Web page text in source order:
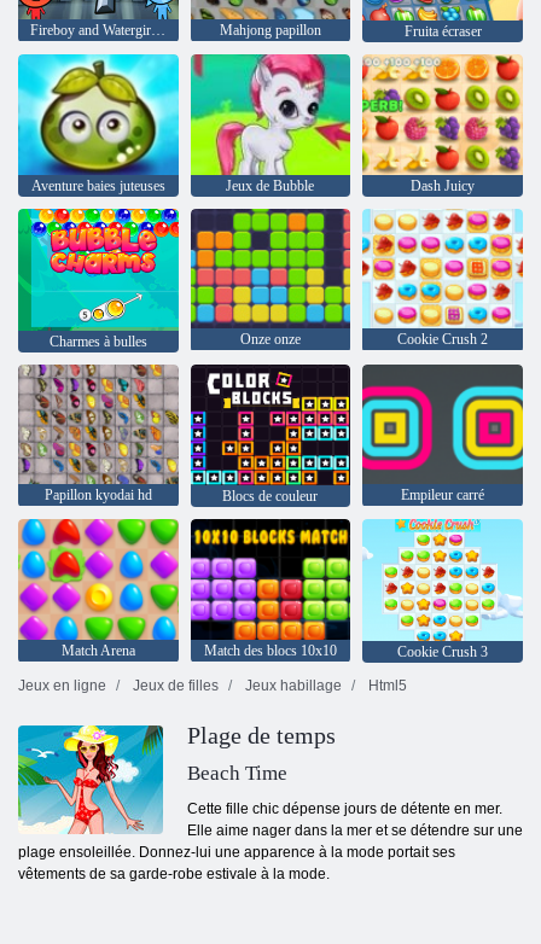
Fireboy and Watergirl 4: The Crystal Temple Mahjong papillon Fruita écraser
Aventure baies juteuses Jeux de Bubble Dash Juicy
Charmes à bulles Onze onze Cookie Crush 2
Papillon kyodai hd Blocs de couleur Empileur carré
Match Arena Match des blocs 10x10
Cookie Crush 3
Jeux en ligne
Jeux de filles Jeux habillage Html5
Plage de temps
Beach Time
Cette fille chic dépense jours de détente en mer.
Elle aime nager dans la mer et se détendre sur une
plage ensoleillée. Donnez-lui une apparence à la mode portait ses
vêtements de sa garde-robe estivale à la mode.